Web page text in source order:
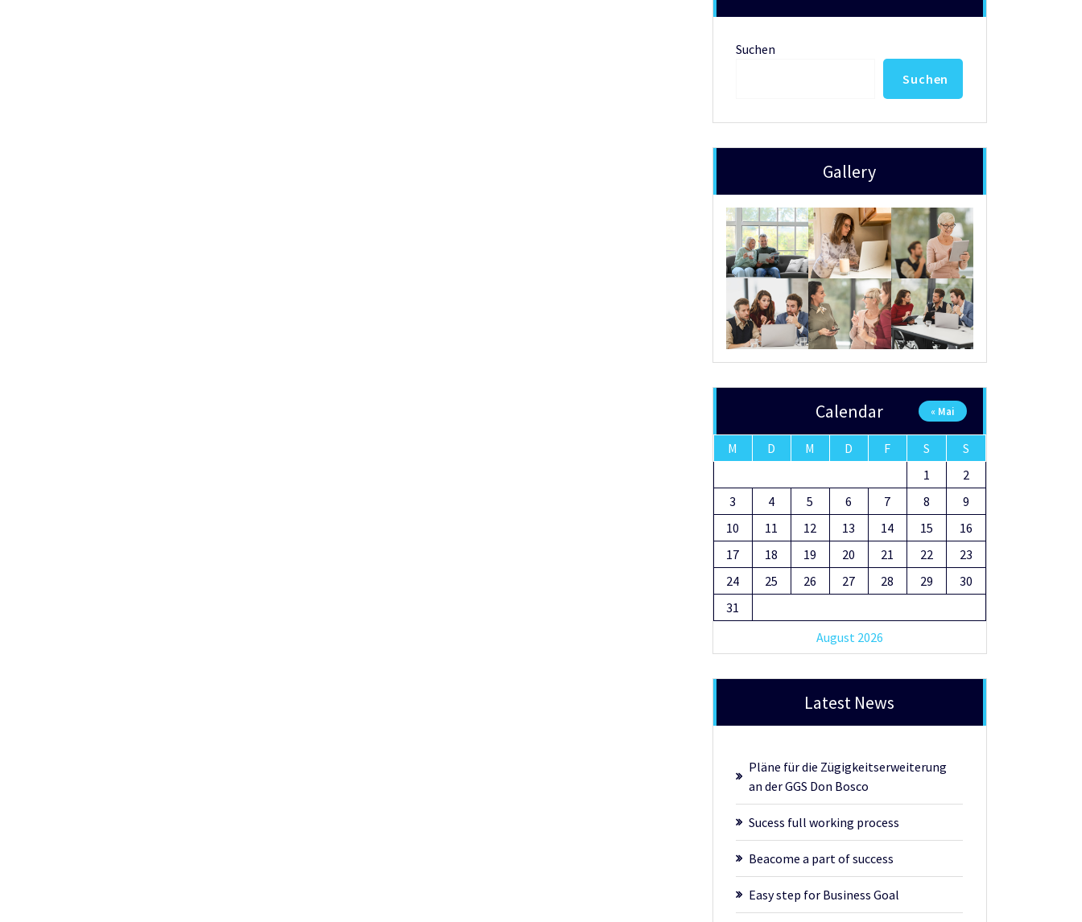
Suchen
Suchen
Gallery
Calendar
August 2026
M D M D F S
S
1
2
3
4 5 6 7 8
9
10
11 12 13 14 15
16
17
18 19 20 21 22
23
24
25 26 27 28 29
30
31
« Mai
Latest News
Pläne für die Zügigkeitserweiterung
an der GGS Don Bosco
Sucess full working process
Beacome a part of success
Easy step for Business Goal